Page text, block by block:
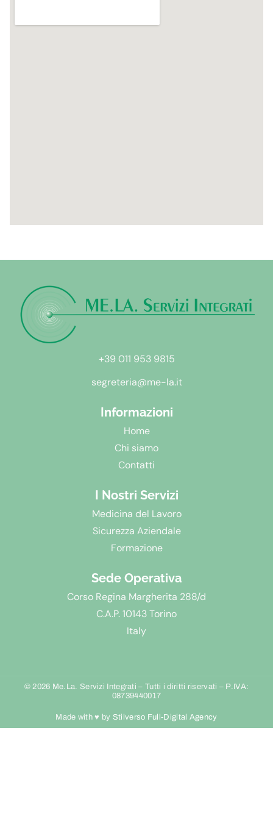
+39 011 953 9815
segreteria@me-la.it
Informazioni
Home
Chi siamo
Contatti
I Nostri Servizi
Medicina del Lavoro
Sicurezza Aziendale
Formazione
Sede Operativa
Corso Regina Margherita 288/d
C.A.P. 10143 Torino
Italy
© 2026 Me.La. Servizi Integrati – Tutti i diritti riservati – P.IVA:
08739440017
Made with ♥︎ by Stilverso Full-Digital Agency